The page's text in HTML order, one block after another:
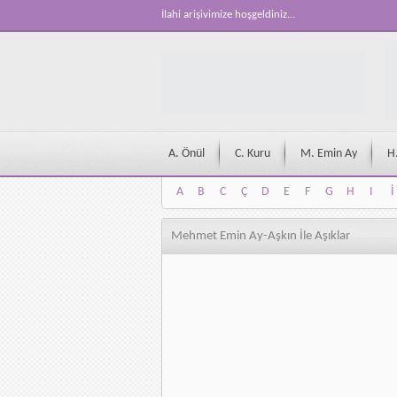
İlahi arişivimize hoşgeldiniz...
A. Önül C. Kuru M. Emin Ay
A B C Ç D E F G H I İ
A
B C Ç D E F G H I İ
Mehmet Emin Ay-Aşkın İle Aşıklar